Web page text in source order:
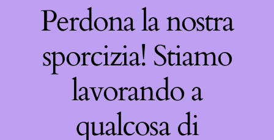
Perdona la nostra
sporcizia! Stiamo
lavorando a
qualcosa di